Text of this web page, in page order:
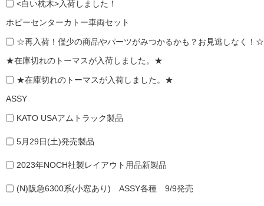
<白い枕木>入荷しました！
ホビーセンターカトー車両セット
☆再入荷！僅少の商品やパーツがみつかるかも？お見逃しなく！☆
★在庫切れのトーマスが入荷しました。★
★在庫切れのトーマスが入荷しました。★
ASSY
KATO USAアムトラック製品
5月29日(土)発売製品
2023年NOCH社製レイアウト用品新製品
(N)阪急6300系(小窓あり) ASSY各種 9/9発売